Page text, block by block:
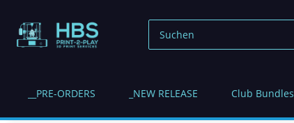
__PRE-ORDERS _NEW RELEASE Club Bundles